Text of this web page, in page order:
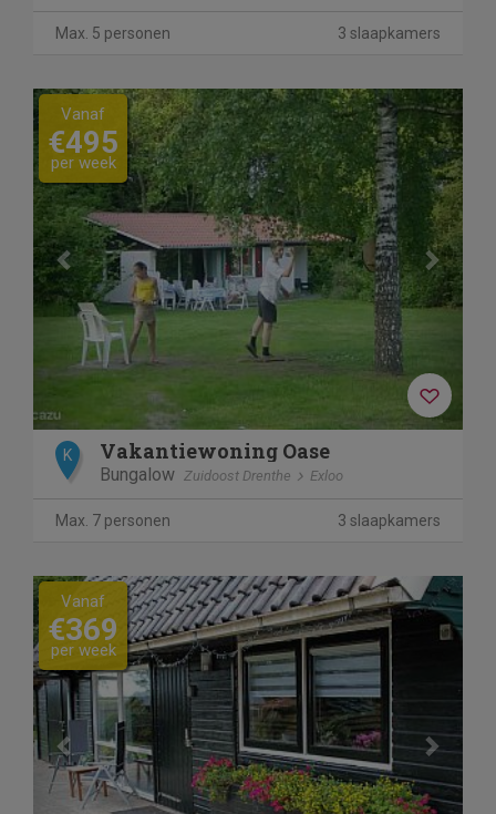
Max. 5 personen 3 slaapkamers
Previous Next
Vanaf
€495
per week
K Vakantiewoning Oase
Bungalow Zuidoost Drenthe Exloo
Max. 7 personen 3 slaapkamers
Previous Next
Vanaf
€369
per week